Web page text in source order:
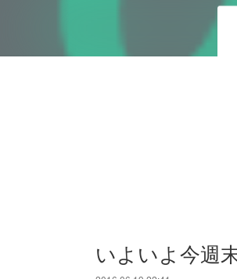
いよいよ今週